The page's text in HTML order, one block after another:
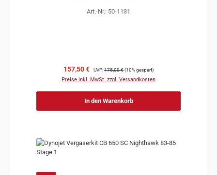
Art.-Nr.: 50-1131
Verkaufspreis:
157,50 € Regulärer Preis:
UVP:175,00 €(10% gespart)
Preise inkl. MwSt. zzgl. Versandkosten
In den Warenkorb